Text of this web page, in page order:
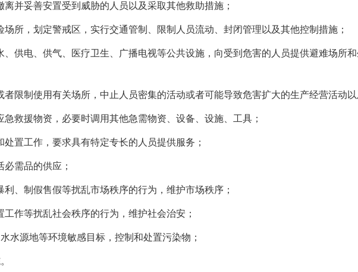
妥善安置受到威胁的人员以及采取其他救助措施；
，划定警戒区，实行交通管制、限制人员流动、封闭管理以及其他控制措施；
电、供气、医疗卫生、广播电视等公共设施，向受到危害的人员提供避难场所
制使用有关场所，中止人员密集的活动或者可能导致危害扩大的生产经营活动以
援物资，必要时调用其他急需物资、设备、设施、工具；
工作，要求具有特定专长的人员提供服务；
需品的供应；
制假售假等扰乱市场秩序的行为，维护市场秩序；
等扰乱社会秩序的行为，维护社会治安；
源地等环境敏感目标，控制和处置污染物；